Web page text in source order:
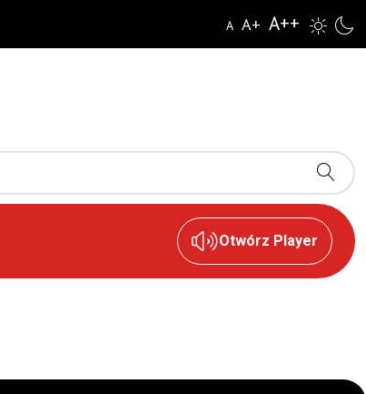
A A+ A++
Otwórz Player